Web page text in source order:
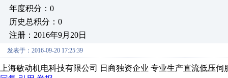
年度积分：0
历史总积分：0
注册：2016年9月20日
发表于：2016-09-20 17:25:39
上海敏动机电科技有限公司 日商独资企业 专业生产直流低压